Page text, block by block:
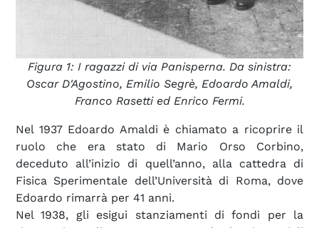
Figura 1: I ragazzi di via Panisperna. Da sinistra:
Oscar D'Agostino, Emilio Segrè, Edoardo Amaldi,
Franco Rasetti ed Enrico Fermi.
Nel 1937 Edoardo Amaldi è chiamato a ricoprire il
ruolo che era stato di Mario Orso Corbino,
deceduto all’inizio di quell’anno, alla cattedra di
Fisica Sperimentale dell’Università di Roma, dove
Edoardo rimarrà per 41 anni.
Nel 1938, gli esigui stanziamenti di fondi per la